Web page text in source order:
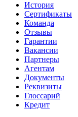
История
Сертификаты
Команда
Отзывы
Гарантии
Вакансии
Партнеры
Агентам
Документы
Реквизиты
Глоссарий
Кредит